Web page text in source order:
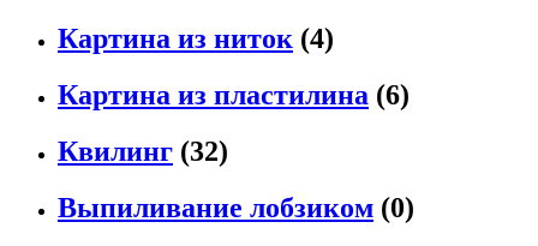
Картина из ниток (4)
Картина из пластилина (6)
Квилинг (32)
Выпиливание лобзиком (0)